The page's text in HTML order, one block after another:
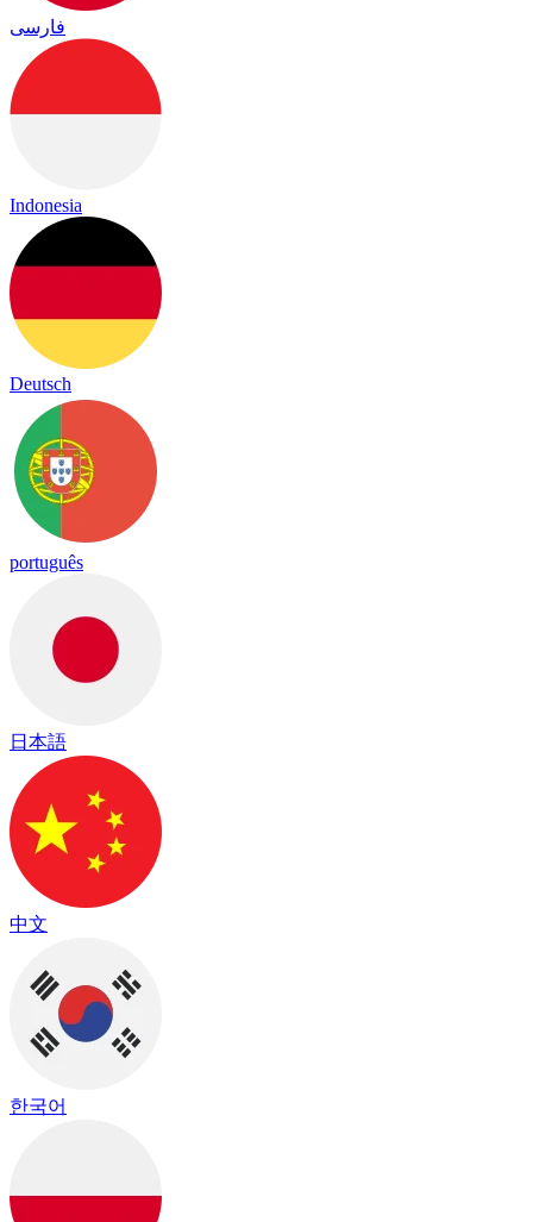
فارسی
Indonesia
Deutsch
português
日本語
中文
한국어